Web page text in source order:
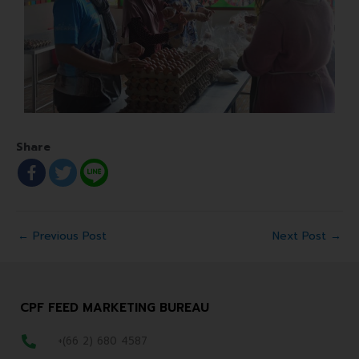
Share
← Previous Post Next Post →
CPF FEED MARKETING BUREAU
+(66 2) 680 4587